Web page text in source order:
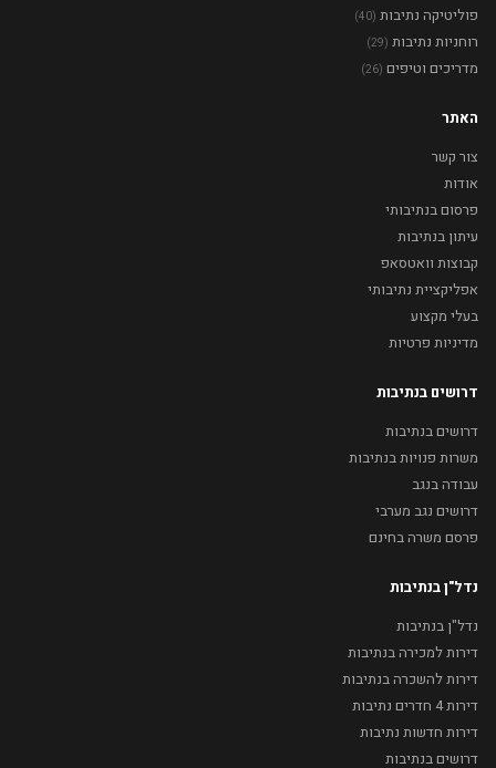
פוליטיקה נתיבות (40)
רוחניות נתיבות (29)
מדריכים וטיפים (26)
האתר
צור קשר
אודות
פרסום בנתיבותי
עיתון בנתיבות
קבוצות וואטסאפ
אפליקציית נתיבותי
בעלי מקצוע
מדיניות פרטיות
דרושים בנתיבות
דרושים בנתיבות
משרות פנויות בנתיבות
עבודה בנגב
דרושים נגב מערבי
פרסם משרה בחינם
נדל"ן בנתיבות
נדל"ן בנתיבות
דירות למכירה בנתיבות
דירות להשכרה בנתיבות
דירות 4 חדרים נתיבות
דירות חדשות נתיבות
דרושים בנתיבות